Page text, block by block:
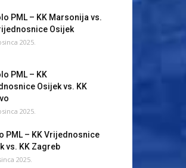
PML – KK Marsonija vs.
Osijek
2025.
PML – KK
Osijek vs. KK
2025.
PML – KK Vrijednosnice
vs. KK Zagreb
2025.